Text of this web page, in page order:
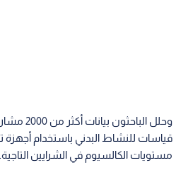
وحلل
قياسات للنشاط البدني باستخدام
مستويات الكالسيوم في الشرايين التاجية.